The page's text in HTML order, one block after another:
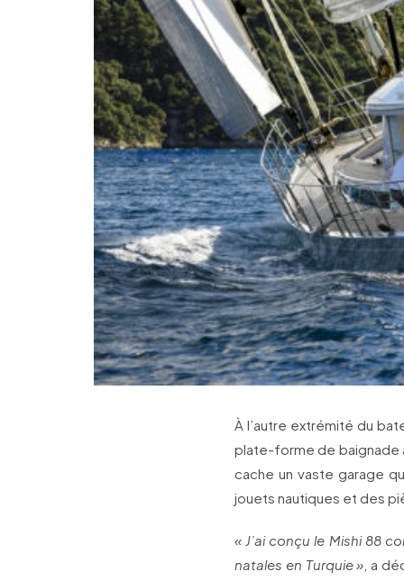
À l’autre extrémité du
plate-forme de baignade
cache un vaste garage
jouets nautiques et des
« J’ai conçu le Mishi 88
natales en Turquie » , a